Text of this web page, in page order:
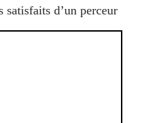
satisfaits d’un perceur